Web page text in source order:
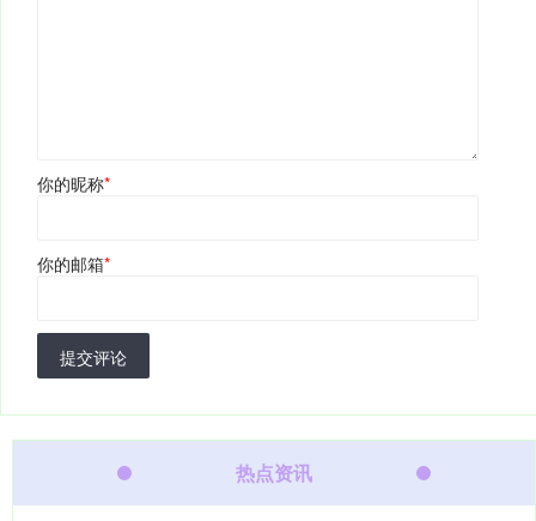
你的昵称*
你的邮箱*
提交评论
热点资讯